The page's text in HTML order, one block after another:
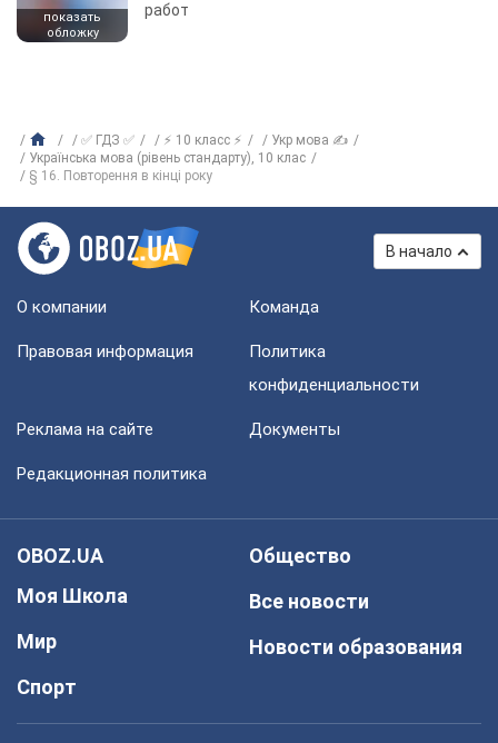
показать
обложку
работ
✅ ГДЗ ✅ ⚡ 10 класс ⚡
Укр мова ✍
Українська мова (рівень стандарту), 10 клас
§ 16. Повторення в кінці року
В начало
О компании Команда
Правовая информация
Политика
конфиденциальности
Реклама на сайте Документы
Редакционная политика
OBOZ.UA
Моя Школа
Мир
Спорт
Общество
Все новости
Новости образования